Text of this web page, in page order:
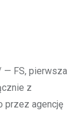
— FS, pierwsza
z
przez agencję